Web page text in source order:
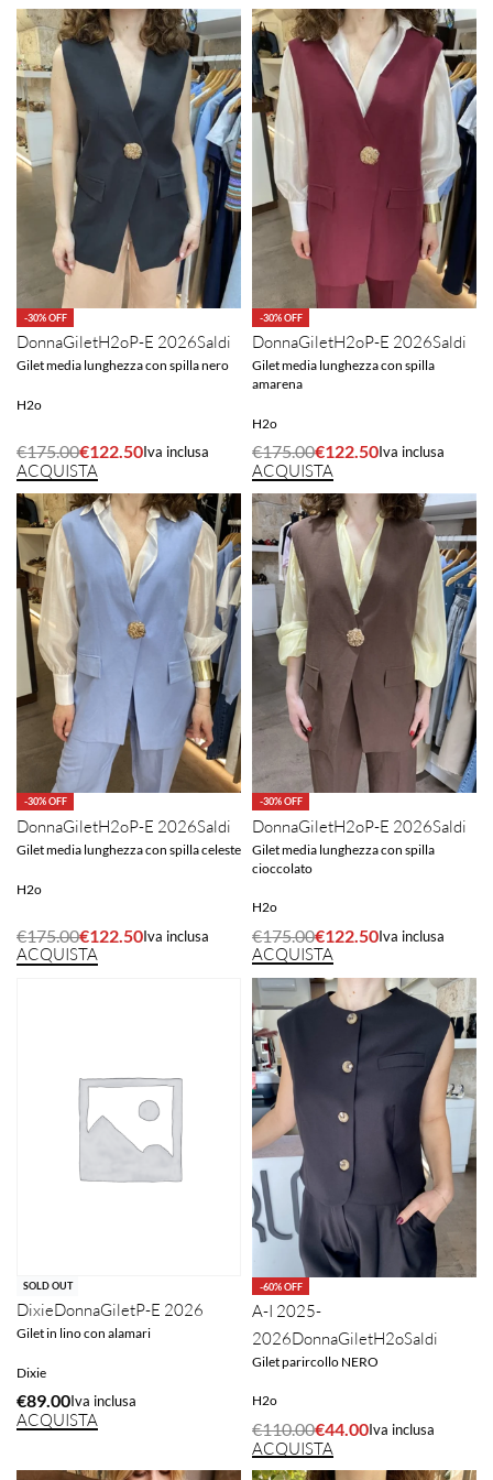
-30% OFF
DonnaGiletH2oP-E 2026Saldi
Gilet media lunghezza con spilla nero
H2o
€175.00€122.50Iva inclusa
ACQUISTA
-30% OFF
DonnaGiletH2oP-E 2026Saldi
Gilet media lunghezza con spilla
amarena
H2o
€175.00€122.50Iva inclusa
ACQUISTA
-30% OFF
DonnaGiletH2oP-E 2026Saldi
Gilet media lunghezza con spilla celeste
H2o
€175.00€122.50Iva inclusa
ACQUISTA
-30% OFF
DonnaGiletH2oP-E 2026Saldi
Gilet media lunghezza con spilla
cioccolato
H2o
€175.00€122.50Iva inclusa
ACQUISTA
SOLD OUT
DixieDonnaGiletP-E 2026
Gilet in lino con alamari
Dixie
€89.00Iva inclusa
ACQUISTA
-60% OFF
A-I 2025-
2026DonnaGiletH2oSaldi
Gilet parircollo NERO
H2o
€110.00€44.00Iva inclusa
ACQUISTA